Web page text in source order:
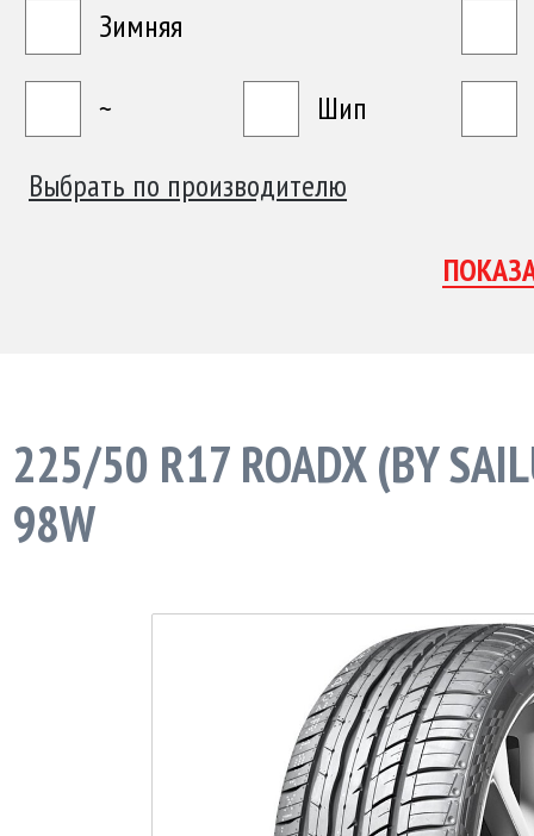
Зимняя
~
Шип
Выбрать по производителю
225/50 R17 ROADX (BY
98W